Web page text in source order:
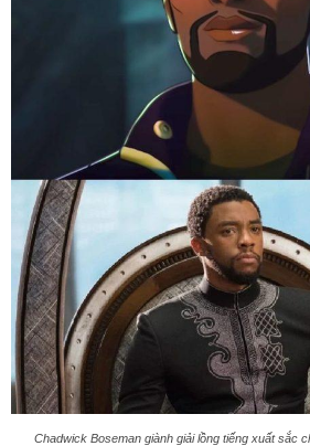
Chadwick Boseman giành giải lồng tiếng xuất sắc